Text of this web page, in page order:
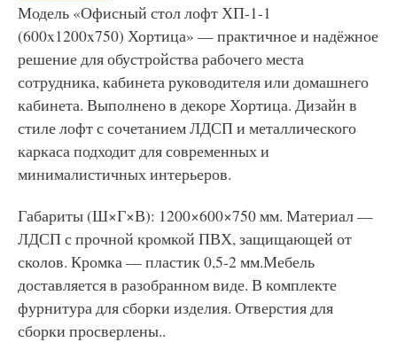
Модель «Офисный стол лофт ХП-1-1
(600x1200x750) Хортица» — практичное и надёжное
решение для обустройства рабочего места
сотрудника, кабинета руководителя или домашнего
кабинета. Выполнено в декоре Хортица. Дизайн в
стиле лофт с сочетанием ЛДСП и металлического
каркаса подходит для современных и
минималистичных интерьеров.
Габариты (Ш×Г×В): 1200×600×750 мм. Материал —
ЛДСП с прочной кромкой ПВХ, защищающей от
сколов. Кромка — пластик 0,5-2 мм.Мебель
доставляется в разобранном виде. В комплекте
фурнитура для сборки изделия. Отверстия для
сборки просверлены..